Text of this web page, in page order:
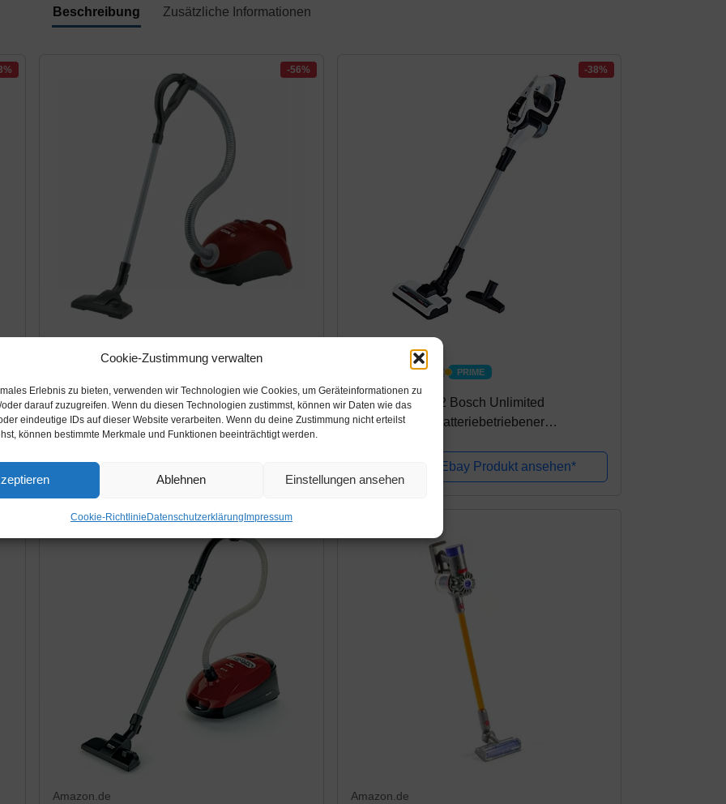
Cookie-Zustimmung verwalten
Erlebnis zu bieten, verwenden wir Technologien wie Cookies, um Geräteinformationen zu
darauf zuzugreifen. Wenn du diesen Technologien zustimmst, können wir Daten wie das
eindeutige IDs auf dieser Website verarbeiten. Wenn du deine Zustimmung nicht erteilst
können bestimmte Merkmale und Funktionen beeinträchtigt werden.
Ablehnen Einstellungen ansehen
Cookie-RichtlinieDatenschutzerklärungImpressum
Beschreibung Zusätzliche Informationen
-56%
Amazon.de
Theo Klein 6828 Bosch Staubsauger I
Originalgetreuer Nachbau I Mit
batteriebetriebener Saug-und Soundfunktion
I Maße: 19 cm x 25 cm x 74 cm I Spielzeug
Amazon / Ebay Produkt ansehen*
-38%
Amazon.de
39,99€ PRIME
PRIME
Theo Klein 6812 Bosch Unlimited
Staubsauger I Batteriebetriebener
Dreh- und entfernbarer Bodendüse mit
Laufwalze I...
Amazon / Ebay Produkt ansehen*
-15%
Amazon.de Amazon.de